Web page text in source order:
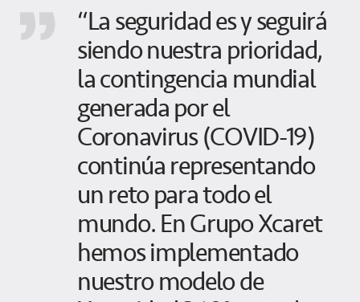
“La seguridad es y seguirá
siendo nuestra prioridad,
la contingencia mundial
generada por el
Coronavirus (COVID-19)
continúa representando
un reto para todo el
mundo. En Grupo Xcaret
hemos implementado
nuestro modelo de